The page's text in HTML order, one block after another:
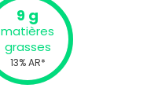
9 g
matières
grasses
13% AR*